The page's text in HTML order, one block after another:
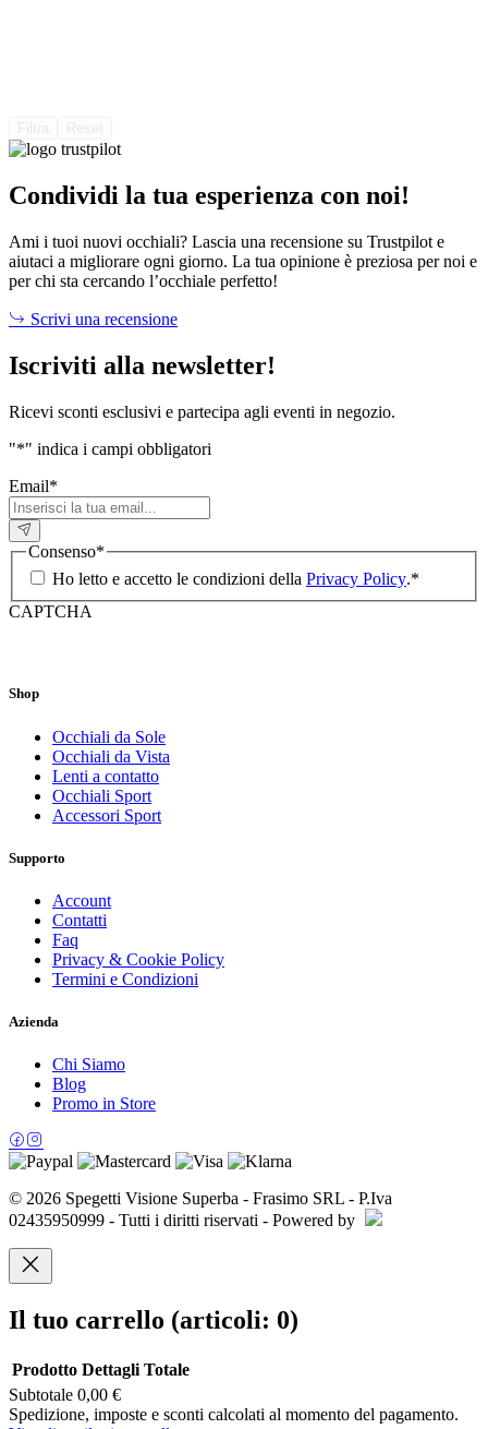
Condividi la tua esperienza con noi!
Ami i tuoi nuovi occhiali? Lascia una recensione su Trustpilot e
aiutaci a migliorare ogni giorno. La tua opinione è preziosa per noi e
per chi sta cercando l’occhiale perfetto!
Scrivi una recensione
Iscriviti alla newsletter!
Ricevi sconti esclusivi e partecipa agli eventi in negozio.
"*" indica i campi obbligatori
Email*
Consenso*
Ho letto e accetto le condizioni della Privacy Policy.*
CAPTCHA
Shop
Occhiali da Sole
Occhiali da Vista
Lenti a contatto
Occhiali Sport
Accessori Sport
Supporto
Account
Contatti
Faq
Privacy & Cookie Policy
Termini e Condizioni
Azienda
Chi Siamo
Blog
Promo in Store
© 2026 Spegetti Visione Superba - Frasimo SRL - P.Iva
02435950999 - Tutti i diritti riservati - Powered by
Il tuo carrello (articoli: 0)
Prodotti
Prodotto Dettagli Totale
Subtotale 0,00 €
Spedizione, imposte e sconti calcolati al momento del pagamento.